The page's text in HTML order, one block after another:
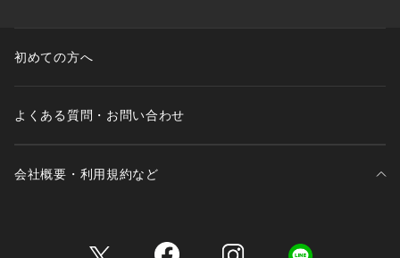
・69252 ブラジャー（G・H）
・79250 ノーマルショーツ
初めての方へ
よくある質問・お問い合わせ
会社概要・利用規約など